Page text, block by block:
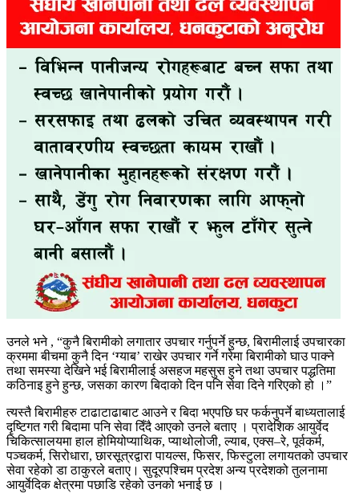
उनले भने , “कुनै बिरामीको लगातार उपचार गर्नुपर्ने हुन्छ, बिरामीलाई उपचारका
क्रममा बीचमा कुनै दिन ‘ग्याब’ राखेर उपचार गर्ने गरेमा बिरामीको घाउ पाक्ने
तथा समस्या देखिने भई बिरामीलाई असहज महसुस हुने तथा उपचार पद्धतिमा
कठिनाइ हुने हुन्छ, जसका कारण बिदाको दिन पनि सेवा दिने गरिएको हो ।”
त्यस्तै बिरामीहरु टाढाटाढाबाट आउने र बिदा भएपछि घर फर्कनुपर्ने बाध्यतालाई
दृष्टिगत गरी बिदामा पनि सेवा दिँदै आएको उनले बताए । प्रादेशिक आयुर्वेद
चिकित्सालयमा हाल होमियोप्याथिक, प्याथोलोजी, ल्याब, एक्स–रे, पूर्वकर्म,
पञ्चकर्म, सिरोधारा, छारसूत्रद्वारा पायल्स, फिसर, फिस्टुला लगायतको उपचार
सेवा रहेको डा ठाकुरले बताए। सुदूरपश्चिम प्रदेश अन्य प्रदेशको तुलनामा
आयुर्वेदिक क्षेत्रमा पछाडि रहेको उनको भनाई छ ।